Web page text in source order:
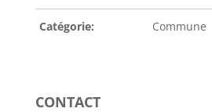
Catégorie: Commune
CONTACT